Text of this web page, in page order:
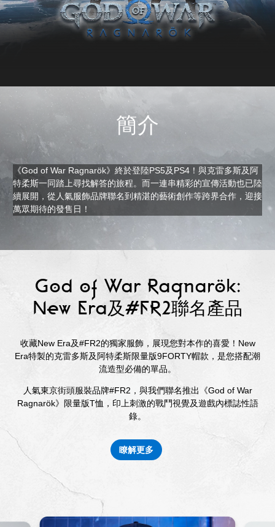
簡介
《God of War Ragnarök》終於登陸PS5及PS4！與克雷多斯及阿
特柔斯一同踏上尋找解答的旅程。而一連串精彩的宣傳活動也已陸
續展開，從人氣服飾品牌聯名到精湛的藝術創作等跨界合作，迎接
萬眾期待的發售日！
God of War Ragnarök:
New Era及#FR2聯名產品
收藏New Era及#FR2的獨家服飾，展現您對本作的喜愛！New
Era特製的克雷多斯及阿特柔斯限量版9FORTY帽款，是您搭配潮
流造型必備的單品。
人氣東京街頭服裝品牌#FR2，與我們聯名推出《God of War
Ragnarök》限量版T恤，印上刺激的戰鬥視覺及遊戲內標誌性語
錄。
瞭解更多